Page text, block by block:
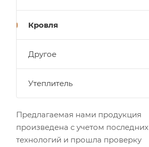
Кровля
Другое
Утеплитель
Предлагаемая нами продукция
произведена с учетом последних
технологий и прошла проверку